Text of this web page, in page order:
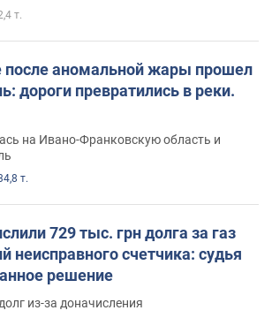
т.
после аномальной жары прошел
дороги превратились в реки.
на Ивано-Франковскую область и
т.
729 тыс. грн долга за газ
неисправного счетчика: судья
решение
из-за доначисления